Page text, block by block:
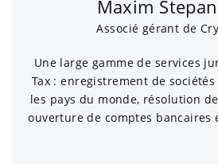
Maxim
Associé gérant de
Une large gamme de services
Tax : enregistrement de
les pays du monde, résolution
ouverture de comptes bancaires